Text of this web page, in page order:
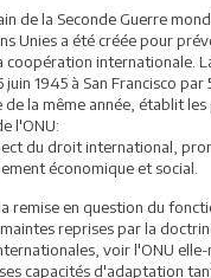
de la Seconde Guerre
Unies a été créée pour
internationale.
1945 à San Francisco
la même année, établit les
l'ONU:
du droit international,
économique et social.
remise en question du
reprises par la
voir l'ONU elle-
capacités d'adaptation